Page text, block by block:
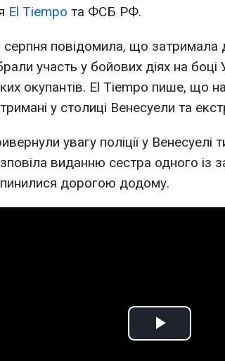
El Tiempo та ФСБ РФ.
повідомила, що затримала
участь у бойових діях на боці
окупантів. El Tiempo пише, що
у столиці Венесуели та
увагу поліції у
виданню сестра одного із
дорогою додому.
Play